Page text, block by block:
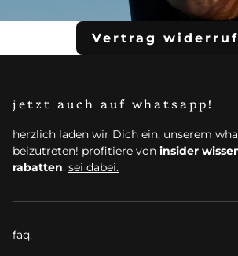
Vertrag
jetzt auch auf whatsapp!
herzlich laden wir Dich ein, unserem
beizutreten! profitiere von insider
rabatten. sei dabei.
faq.